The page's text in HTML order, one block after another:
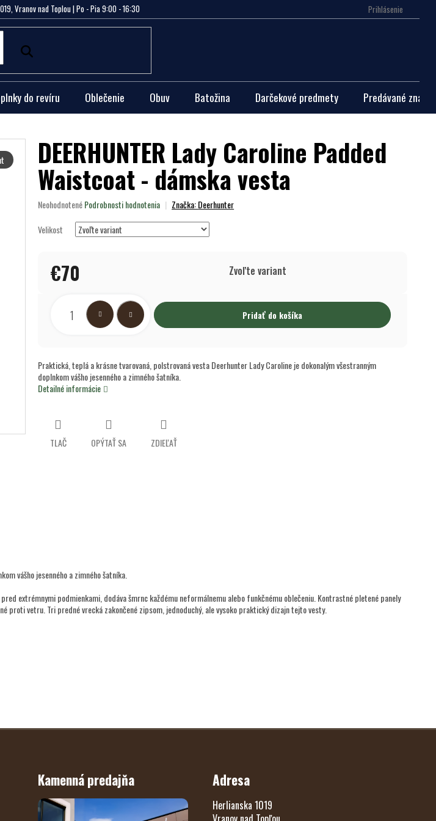
Vranov nad Toplou | Po - Pia 9:00 - 16:30 Prihlásenie
do revíru Oblečenie Obuv Batožina Darčekové predmety Predávané značky
DEERHUNTER Lady Caroline Padded
Waistcoat - dámska vesta
Priemerné
produktu
hviezdičiek.
NeohodnotenéPodrobnosti hodnotenia Značka:Deerhunter
Velikost
€70 Zvoľte variant
Pridať do košíka
Praktická, teplá a krásne tvarovaná, polstrovaná vesta Deerhunter Lady Caroline je dokonalým všestranným
doplnkom vášho jesenného a zimného šatníka.
Detailné informácie
TLAČ OPÝTAŤ SA ZDIEĽAŤ
vášho jesenného a zimného šatníka.
extrémnymi podmienkami, dodáva šmrnc každému neformálnemu alebo funkčnému oblečeniu. Kontrastné pletené panely
proti vetru. Tri predné vrecká zakončené zipsom, jednoduchý, ale vysoko praktický dizajn tejto vesty.
Kamenná predajňa Adresa
Herlianska 1019